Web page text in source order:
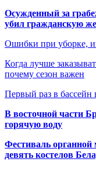
Осужденный за
убил гражданскую
Ошибки при уборке,
Когда лучше
почему сезон важен
Первый раз в бассейн
В восточной части
горячую воду
Фестиваль
девять костелов